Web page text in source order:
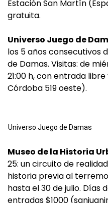
Estación San Martín
gratuita.
Universo Juego de
los 5 años consecutivos
de Damas. Visitas: de
21:00 h, con entrada
Córdoba 519 oeste).
Universo Juego de Damas
Museo de la Historia
25: un circuito de
historia previa al
hasta el 30 de julio. Días
entradas $1000